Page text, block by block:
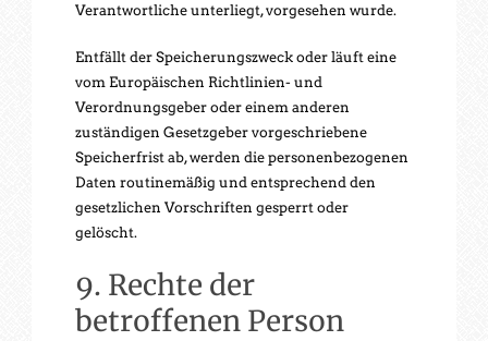
Verantwortliche unterliegt, vorgesehen wurde.
Entfällt der Speicherungszweck oder läuft eine
vom Europäischen Richtlinien- und
Verordnungsgeber oder einem anderen
zuständigen Gesetzgeber vorgeschriebene
Speicherfrist ab, werden die personenbezogenen
Daten routinemäßig und entsprechend den
gesetzlichen Vorschriften gesperrt oder
gelöscht.
9. Rechte der
betroffenen Person